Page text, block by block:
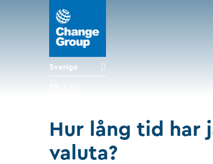
Sverige
Hur lång tid har
valuta?